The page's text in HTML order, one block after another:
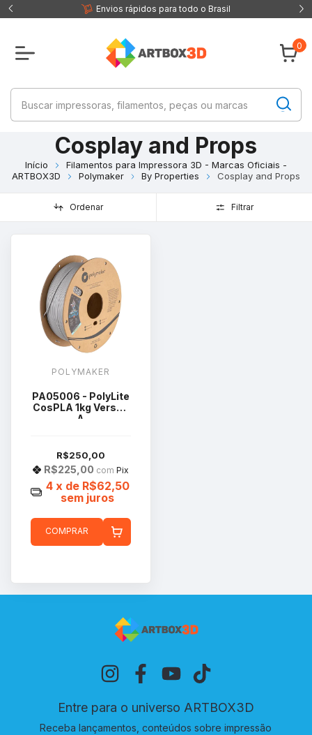
Envios rápidos para todo o Brasil
0
Cosplay and Props
Início
Filamentos para Impressora 3D - Marcas Oficiais -
ARTBOX3D
Polymaker By Properties Cosplay and Props
Ordenar Filtrar
POLYMAKER
PA05006 - PolyLite
CosPLA 1kg Versão
A
R$250,00
R$225,00 com Pix
4 x de R$62,50
sem juros
COMPRAR
Entre para o universo ARTBOX3D
Receba lançamentos, conteúdos sobre impressão